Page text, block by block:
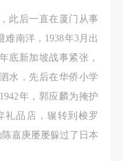
此后一直在厦门从事
南洋，1938年3月出
底新加坡战事紧张，
水，先后在华侨小学
年，郭应麟为掩护
礼品店，辗转到梭罗
陈嘉庚屡屡躲过了日本